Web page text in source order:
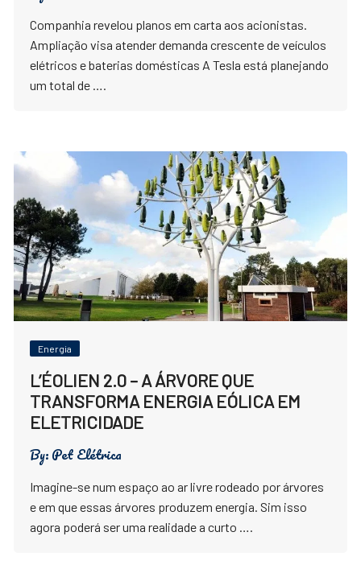
Companhia revelou planos em carta aos acionistas.
Ampliação visa atender demanda crescente de veículos
elétricos e baterias domésticas A Tesla está planejando
um total de ….
Energia
L’ÉOLIEN 2.0 – A ÁRVORE QUE
TRANSFORMA ENERGIA EÓLICA EM
ELETRICIDADE
By:Pet Elétrica
Imagine-se num espaço ao ar livre rodeado por árvores
e em que essas árvores produzem energia. Sim isso
agora poderá ser uma realidade a curto ….